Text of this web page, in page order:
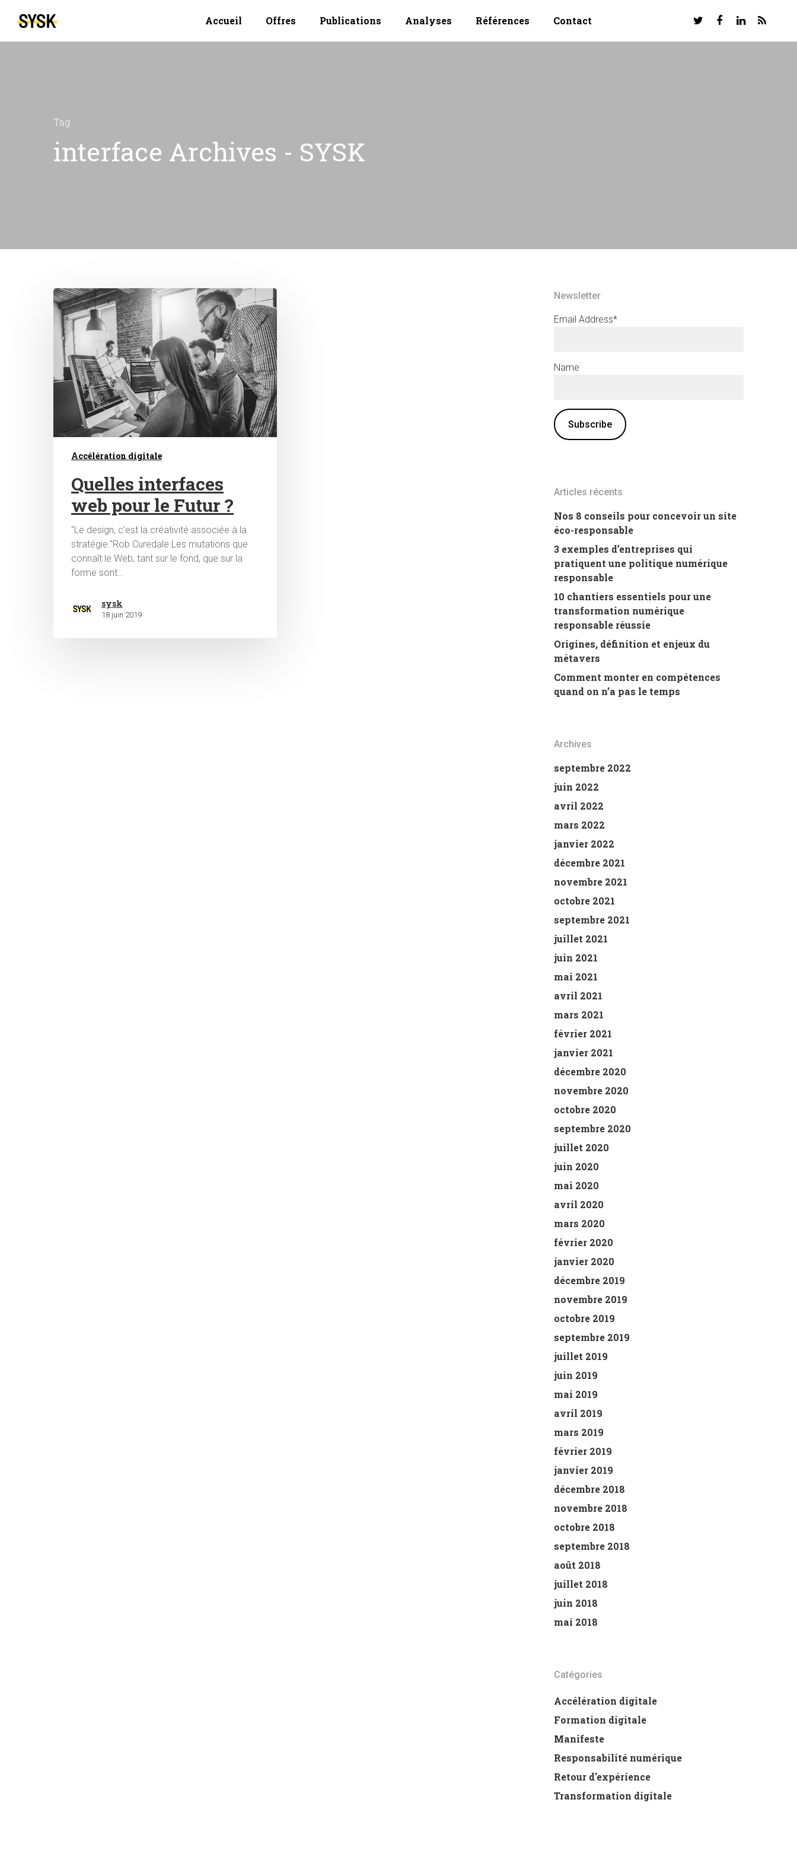
Hit enter to search or ESC to close
Accueil Offres Publications Analyses Références Contact
Tag
interface Archives - SYSK
Accélération digitale
Quelles interfaces
web pour le Futur ?
"Le design, c’est la créativité associée à la
stratégie."Rob Curedale Les mutations que
connaît le Web, tant sur le fond, que sur la
forme sont…
sysk
18 juin 2019
Newsletter
Email Address*
Name
Articles récents
Nos 8 conseils pour concevoir un site
éco-responsable
3 exemples d’entreprises qui
pratiquent une politique numérique
responsable
10 chantiers essentiels pour une
transformation numérique
responsable réussie
Origines, définition et enjeux du
métavers
Comment monter en compétences
quand on n’a pas le temps
Archives
septembre 2022
juin 2022
avril 2022
mars 2022
janvier 2022
décembre 2021
novembre 2021
octobre 2021
septembre 2021
juillet 2021
juin 2021
mai 2021
avril 2021
mars 2021
février 2021
janvier 2021
décembre 2020
novembre 2020
octobre 2020
septembre 2020
juillet 2020
juin 2020
mai 2020
avril 2020
mars 2020
février 2020
janvier 2020
décembre 2019
novembre 2019
octobre 2019
septembre 2019
juillet 2019
juin 2019
mai 2019
avril 2019
mars 2019
février 2019
janvier 2019
décembre 2018
novembre 2018
octobre 2018
septembre 2018
août 2018
juillet 2018
juin 2018
mai 2018
Catégories
Accélération digitale
Formation digitale
Manifeste
Responsabilité numérique
Retour d'expérience
Transformation digitale